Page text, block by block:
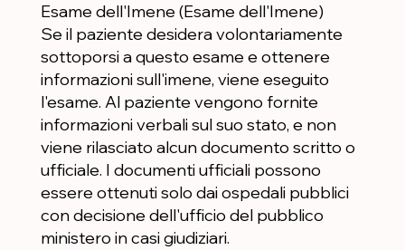
Esame dell'Imene (Esame dell'Imene)
Se il paziente desidera volontariamente
sottoporsi a questo esame e ottenere
informazioni sull'imene, viene eseguito
l'esame. Al paziente vengono fornite
informazioni verbali sul suo stato, e non
viene rilasciato alcun documento scritto o
ufficiale. I documenti ufficiali possono
essere ottenuti solo dai ospedali pubblici
con decisione dell'ufficio del pubblico
ministero in casi giudiziari.